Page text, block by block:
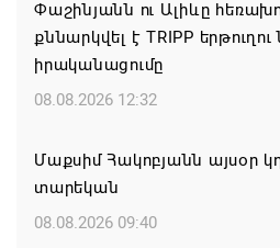
Փաշինյանն ու Ալիևը
քննարկվել է TRIPP
իրականացումը
08.08.2026 12:32
Մաքսիմ Հակոբյանն այսօր
տարեկան
08.08.2026 09:40